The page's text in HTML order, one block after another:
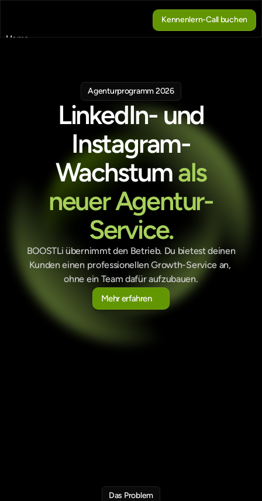
Kennenlern-Call buchen
Kennenlern-Call buchen
Home
Book a call
Book a call
Agenturprogramm 2026
LinkedIn- und
Instagram-
Wachstumals
neuer Agentur-
Service.
Kunden einen professionellen Growth-Service an,
ohne ein Team dafür aufzubauen.
Mehr erfahren
Mehr erfahren
Das Problem